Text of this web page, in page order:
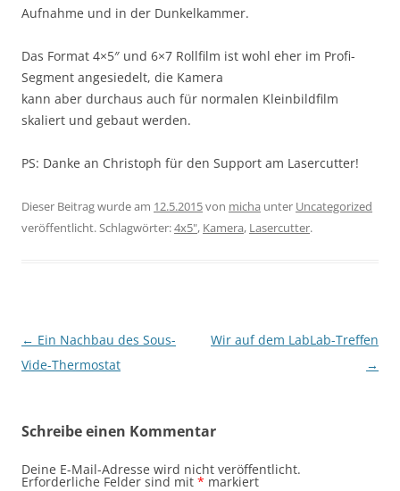
Aufnahme und in der Dunkelkammer.
Das Format 4×5″ und 6×7 Rollfilm ist wohl eher im Profi-
Segment angesiedelt, die Kamera
kann aber durchaus auch für normalen Kleinbildfilm
skaliert und gebaut werden.
PS: Danke an Christoph für den Support am Lasercutter!
Dieser Beitrag wurde am 12.5.2015von micha unter Uncategorized
veröffentlicht. Schlagwörter:4x5", Kamera, Lasercutter.
Beitragsnavigation
← Ein Nachbau des Sous-
Vide-Thermostat
Wir auf dem LabLab-Treffen
→
Schreibe einen Kommentar
Deine E-Mail-Adresse wird nicht veröffentlicht.
Erforderliche Felder sind mit * markiert